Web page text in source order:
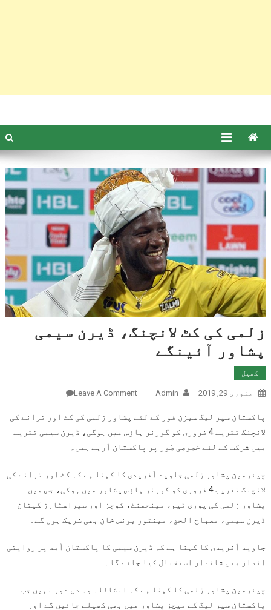
زلمی کی کٹ لانچنگ، ڈیرن سیمی
پشاور آئینگے
کھیل
جنوری 29, 2019 Admin
Leave A Comment
سیمی پشاور
آئینگے
پاکستان سپر لیگ سیزن فور کے لئے پشاور زلمی کی کٹ اور ترانے کی
لانچنگ تقریب 4 فروری کو گورنر ہاؤس میں ہوگی، ڈیرن سیمی تقریب
میں شرکت کے لئے خصوصی طور پر پاکستان آرہے ہیں۔
چیئرمین پشاور زلمی جاوید آفریدی کا کہنا ہے کہ کٹ اور ترانے کی
لانچنگ تقریب 4 فروری کو گورنر ہاؤس پشاور میں ہوگی، جس میں
پشاور زلمی کی پوری ٹیم، مینجمنٹ، کوچز اور سپراسٹارز کپتان
ڈیرن سیمی، مصباح الحق، مینٹور یونس خان بھی شریک ہوں گے۔
جاوید آفریدی کا کہنا ہے کہ ڈیرن سیمی کا پاکستان آمد پر روایتی
انداز میں شاندار استقبال کیا جائے گا۔
چیئرمین پشاور زلمی کا کہنا ہے کہ انشاللہ وہ دن دور نہیں جب
پاکستان سپر لیگ کے میچز پشاور میں بھی کھیلے جائیں گے اور